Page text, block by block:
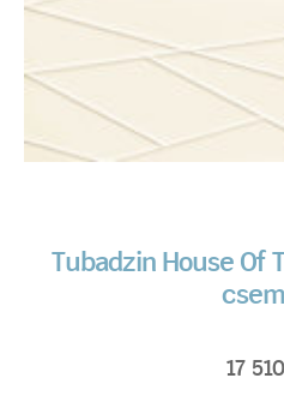
Tubadzin House Of
17 510